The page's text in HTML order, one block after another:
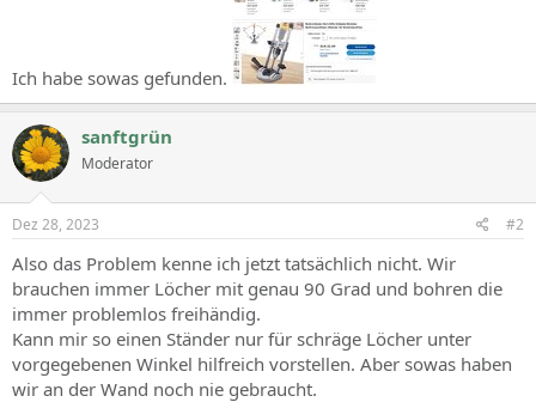
Ich habe sowas gefunden.
sanftgrün
Moderator
Dez 28, 2023 #2
Also das Problem kenne ich jetzt tatsächlich nicht. Wir
brauchen immer Löcher mit genau 90 Grad und bohren die
immer problemlos freihändig.
Kann mir so einen Ständer nur für schräge Löcher unter
vorgegebenen Winkel hilfreich vorstellen. Aber sowas haben
wir an der Wand noch nie gebraucht.